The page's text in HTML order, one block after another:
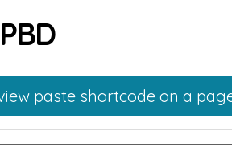
paste shortcode on a